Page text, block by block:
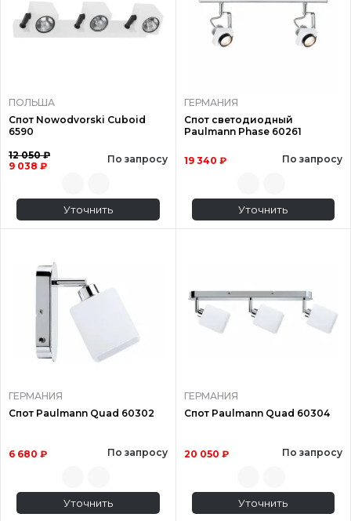
ПОЛЬША
Спот Nowodvorski Cuboid
6590
12 050 ₽
9 038 ₽
По запросу
Уточнить
ГЕРМАНИЯ
Спот светодиодный
Paulmann Phase 60261
19 340 ₽ По запросу
Уточнить
ГЕРМАНИЯ
Спот Paulmann Quad 60302
6 680 ₽ По запросу
Уточнить
ГЕРМАНИЯ
Спот Paulmann Quad 60304
20 050 ₽ По запросу
Уточнить